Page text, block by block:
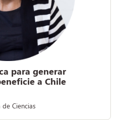
para generar
a Chile
Ciencias